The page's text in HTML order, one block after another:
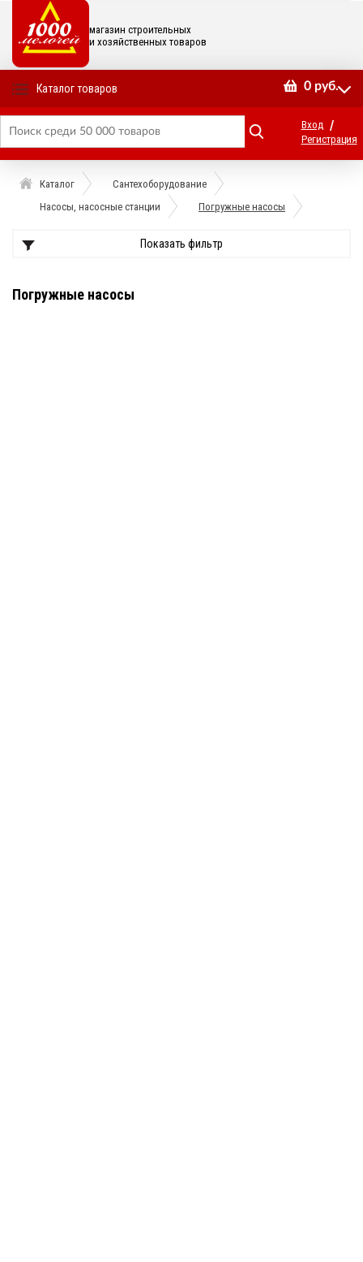
магазин строительных
и хозяйственных товаров
Каталог товаров 0 руб.
Вход /
Регистрация
Каталог
Сантехоборудование
Насосы, насосные станции
Погружные насосы
Показать фильтр
Погружные насосы